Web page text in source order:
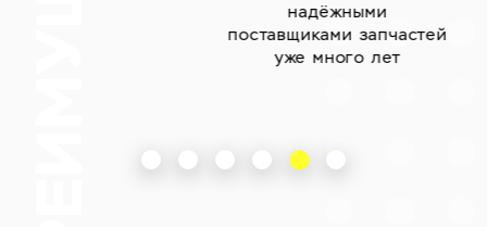
надёжными
поставщиками запчастей
уже много лет